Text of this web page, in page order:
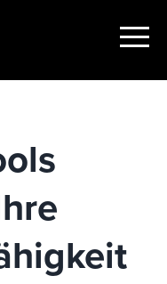
Show